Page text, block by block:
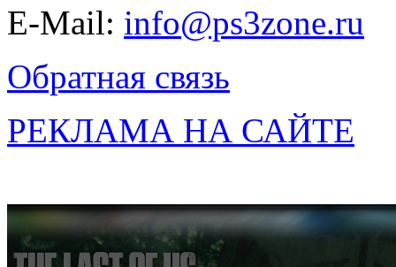
E-Mail: info@ps3zone.ru
Обратная связь
РЕКЛАМА НА САЙТЕ